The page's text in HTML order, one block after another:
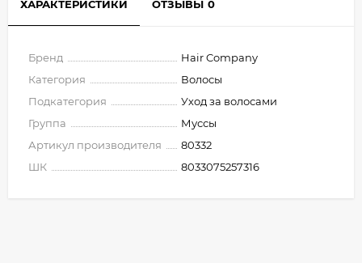
ХАРАКТЕРИСТИКИ ОТЗЫВЫ 0
Бренд
Hair Company
Категория
Волосы
Подкатегория
Уход за волосами
Группа
Муссы
Артикул производителя
80332
ШК
8033075257316